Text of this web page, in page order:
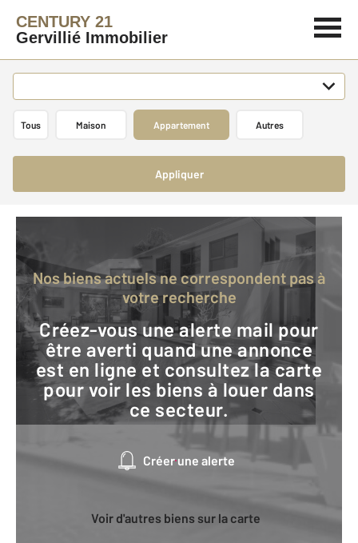
CENTURY 21
Gervillié Immobilier
Tous Maison Appartement Autres
Appliquer
Nos biens actuels ne correspondent pas à
votre recherche
Créez-vous une alerte mail pour
être averti quand une annonce
est en ligne et consultez la carte
pour voir les biens à louer dans
ce secteur.
Créer une alerte
Voir d'autres biens sur la carte